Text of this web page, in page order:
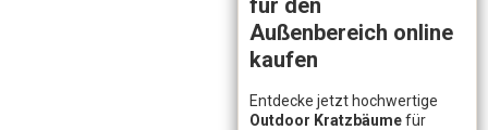
für den
Außenbereich online
kaufen
Entdecke jetzt hochwertige
Outdoor Kratzbäumefür